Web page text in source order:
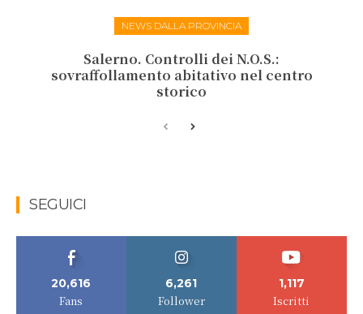
NEWS DALLA PROVINCIA
Salerno. Controlli dei N.O.S.:
sovraffollamento abitativo nel centro
storico
SEGUICI
20,616
Fans
6,261
Follower
1,117
Iscritti